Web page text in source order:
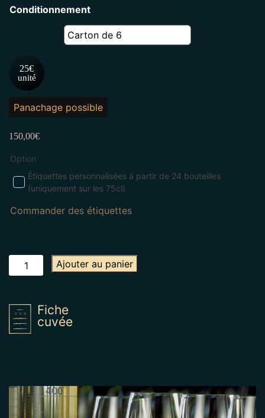
Conditionnement
25€
unité
Panachage possible
150,00€
Option
Étiquettes personnalisées à partir de 24 bouteilles
(uniquement sur les 75cl)
Commander des étiquettes
quantité
de
Ajouter au panier
Fiche
cuvée